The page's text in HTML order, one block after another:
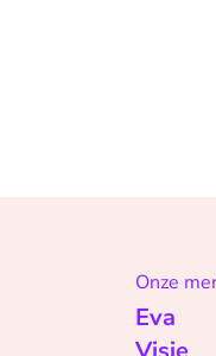
Onze
Eva